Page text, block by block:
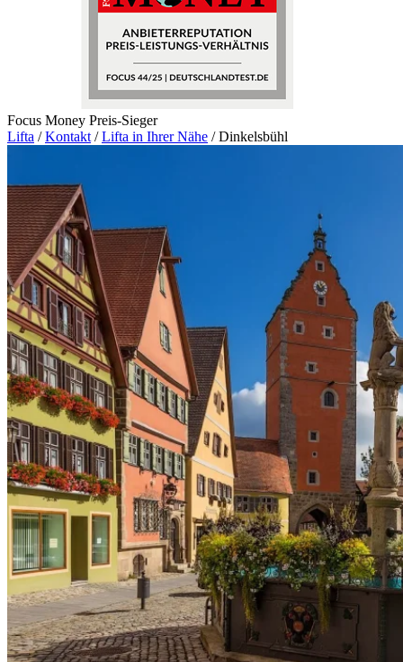
Focus Money Preis-Sieger
Lifta / Kontakt / Lifta in Ihrer Nähe / Dinkelsbühl